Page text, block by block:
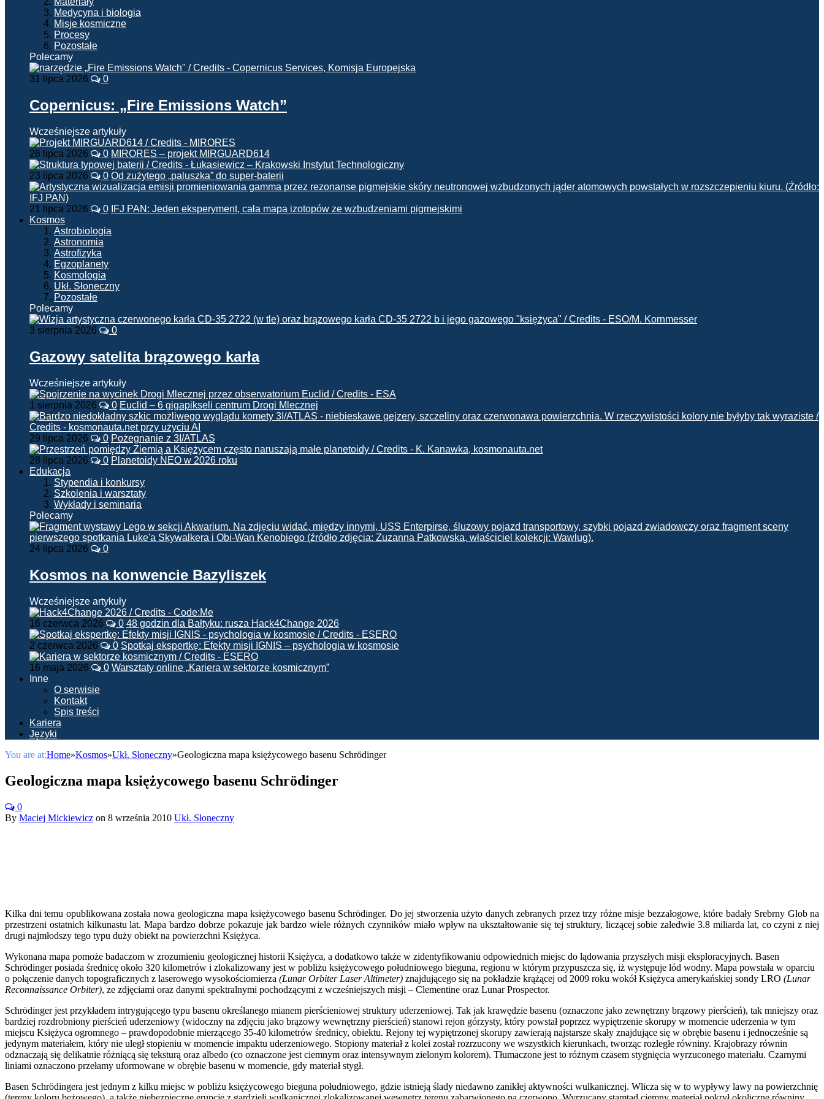
Medycyna i biologia
Misje kosmiczne
Procesy
Pozostałe
Polecamy
31 lipca 2026 0
Copernicus: „Fire Emissions Watch”
Wcześniejsze artykuły
26 lipca 2026 0 MIRORES – projekt MIRGUARD614
23 lipca 2026 0 Od zużytego „paluszka” do super-baterii
21 lipca 2026 0 IFJ PAN: Jeden eksperyment, cała mapa izotopów ze wzbudzeniami pigmejskimi
Kosmos
Astrobiologia
Astronomia
Astrofizyka
Egzoplanety
Kosmologia
Ukł. Słoneczny
Pozostałe
Polecamy
3 sierpnia 2026 0
Gazowy satelita brązowego karła
Wcześniejsze artykuły
1 sierpnia 2026 0 Euclid – 6 gigapikseli centrum Drogi Mlecznej
29 lipca 2026 0 Pożegnanie z 3I/ATLAS
28 lipca 2026 0 Planetoidy NEO w 2026 roku
Edukacja
Stypendia i konkursy
Szkolenia i warsztaty
Wykłady i seminaria
Polecamy
24 lipca 2026 0
Kosmos na konwencie Bazyliszek
Wcześniejsze artykuły
16 czerwca 2026 0 48 godzin dla Bałtyku: rusza Hack4Change 2026
2 czerwca 2026 0 Spotkaj ekspertkę: Efekty misji IGNIS – psychologia w kosmosie
16 maja 2026 0 Warsztaty online „Kariera w sektorze kosmicznym”
Inne
O serwisie
Kontakt
Spis treści
Kariera
Języki
You are at:Home»Kosmos»Ukł. Słoneczny»Geologiczna mapa księżycowego basenu Schrödinger
Geologiczna mapa księżycowego basenu Schrödinger
0
By Maciej Mickiewicz on 8 września 2010 Ukł. Słoneczny
Kilka dni temu opublikowana została nowa geologiczna mapa księżycowego basenu Schrödinger. Do jej stworzenia użyto danych zebranych przez trzy różne misje bezzałogowe, które badały Srebrny Glob na
przestrzeni ostatnich kilkunastu lat. Mapa bardzo dobrze pokazuje jak bardzo wiele różnych czynników miało wpływ na ukształtowanie się tej struktury, liczącej sobie zaledwie 3.8 miliarda lat, co czyni z niej
drugi najmłodszy tego typu duży obiekt na powierzchni Księżyca.
Wykonana mapa pomoże badaczom w zrozumieniu geologicznej historii Księżyca, a dodatkowo także w zidentyfikowaniu odpowiednich miejsc do lądowania przyszłych misji eksploracyjnych. Basen
Schrödinger posiada średnicę około 320 kilometrów i zlokalizowany jest w pobliżu księżycowego południowego bieguna, regionu w którym przypuszcza się, iż występuje lód wodny. Mapa powstała w oparciu
o połączenie danych topograficznych z laserowego wysokościomierza (Lunar Orbiter Laser Altimeter) znajdującego się na pokładzie krążącej od 2009 roku wokół Księżyca amerykańskiej sondy LRO (Lunar
Reconnaissance Orbiter), ze zdjęciami oraz danymi spektralnymi pochodzącymi z wcześniejszych misji – Clementine oraz Lunar Prospector.
Schrödinger jest przykładem intrygującego typu basenu określanego mianem pierścieniowej struktury uderzeniowej. Tak jak krawędzie basenu (oznaczone jako zewnętrzny brązowy pierścień), tak mniejszy oraz
bardziej rozdrobniony pierścień uderzeniowy (widoczny na zdjęciu jako brązowy wewnętrzny pierścień) stanowi rejon górzysty, który powstał poprzez wypiętrzenie skorupy w momencie uderzenia w tym
miejscu Księżyca ogromnego – prawdopodobnie mierzącego 35-40 kilometrów średnicy, obiektu. Rejony tej wypiętrzonej skorupy zawierają najstarsze skały znajdujące się w obrębie basenu i jednocześnie są
jedynym materiałem, który nie uległ stopieniu w momencie impaktu uderzeniowego. Stopiony materiał z kolei został rozrzucony we wszystkich kierunkach, tworząc rozległe równiny. Krajobrazy równin
odznaczają się delikatnie różniącą się teksturą oraz albedo (co oznaczone jest ciemnym oraz intensywnym zielonym kolorem). Tłumaczone jest to różnym czasem stygnięcia wyrzuconego materiału. Czarnymi
liniami oznaczono przełamy uformowane w obrębie basenu w momencie, gdy materiał stygł.
Basen Schrödingera jest jednym z kilku miejsc w pobliżu księżycowego bieguna południowego, gdzie istnieją ślady niedawno zanikłej aktywności wulkanicznej. Wlicza się w to wypływy lawy na powierzchnię